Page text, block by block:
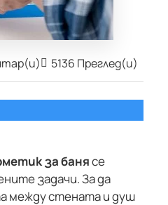
5136 Преглед(и)
за банясе
задачи. За да
между стената и душ